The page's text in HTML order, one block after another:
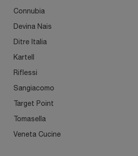
Connubia
Devina Nais
Ditre Italia
Kartell
Riflessi
Sangiacomo
Target Point
Tomasella
Veneta Cucine